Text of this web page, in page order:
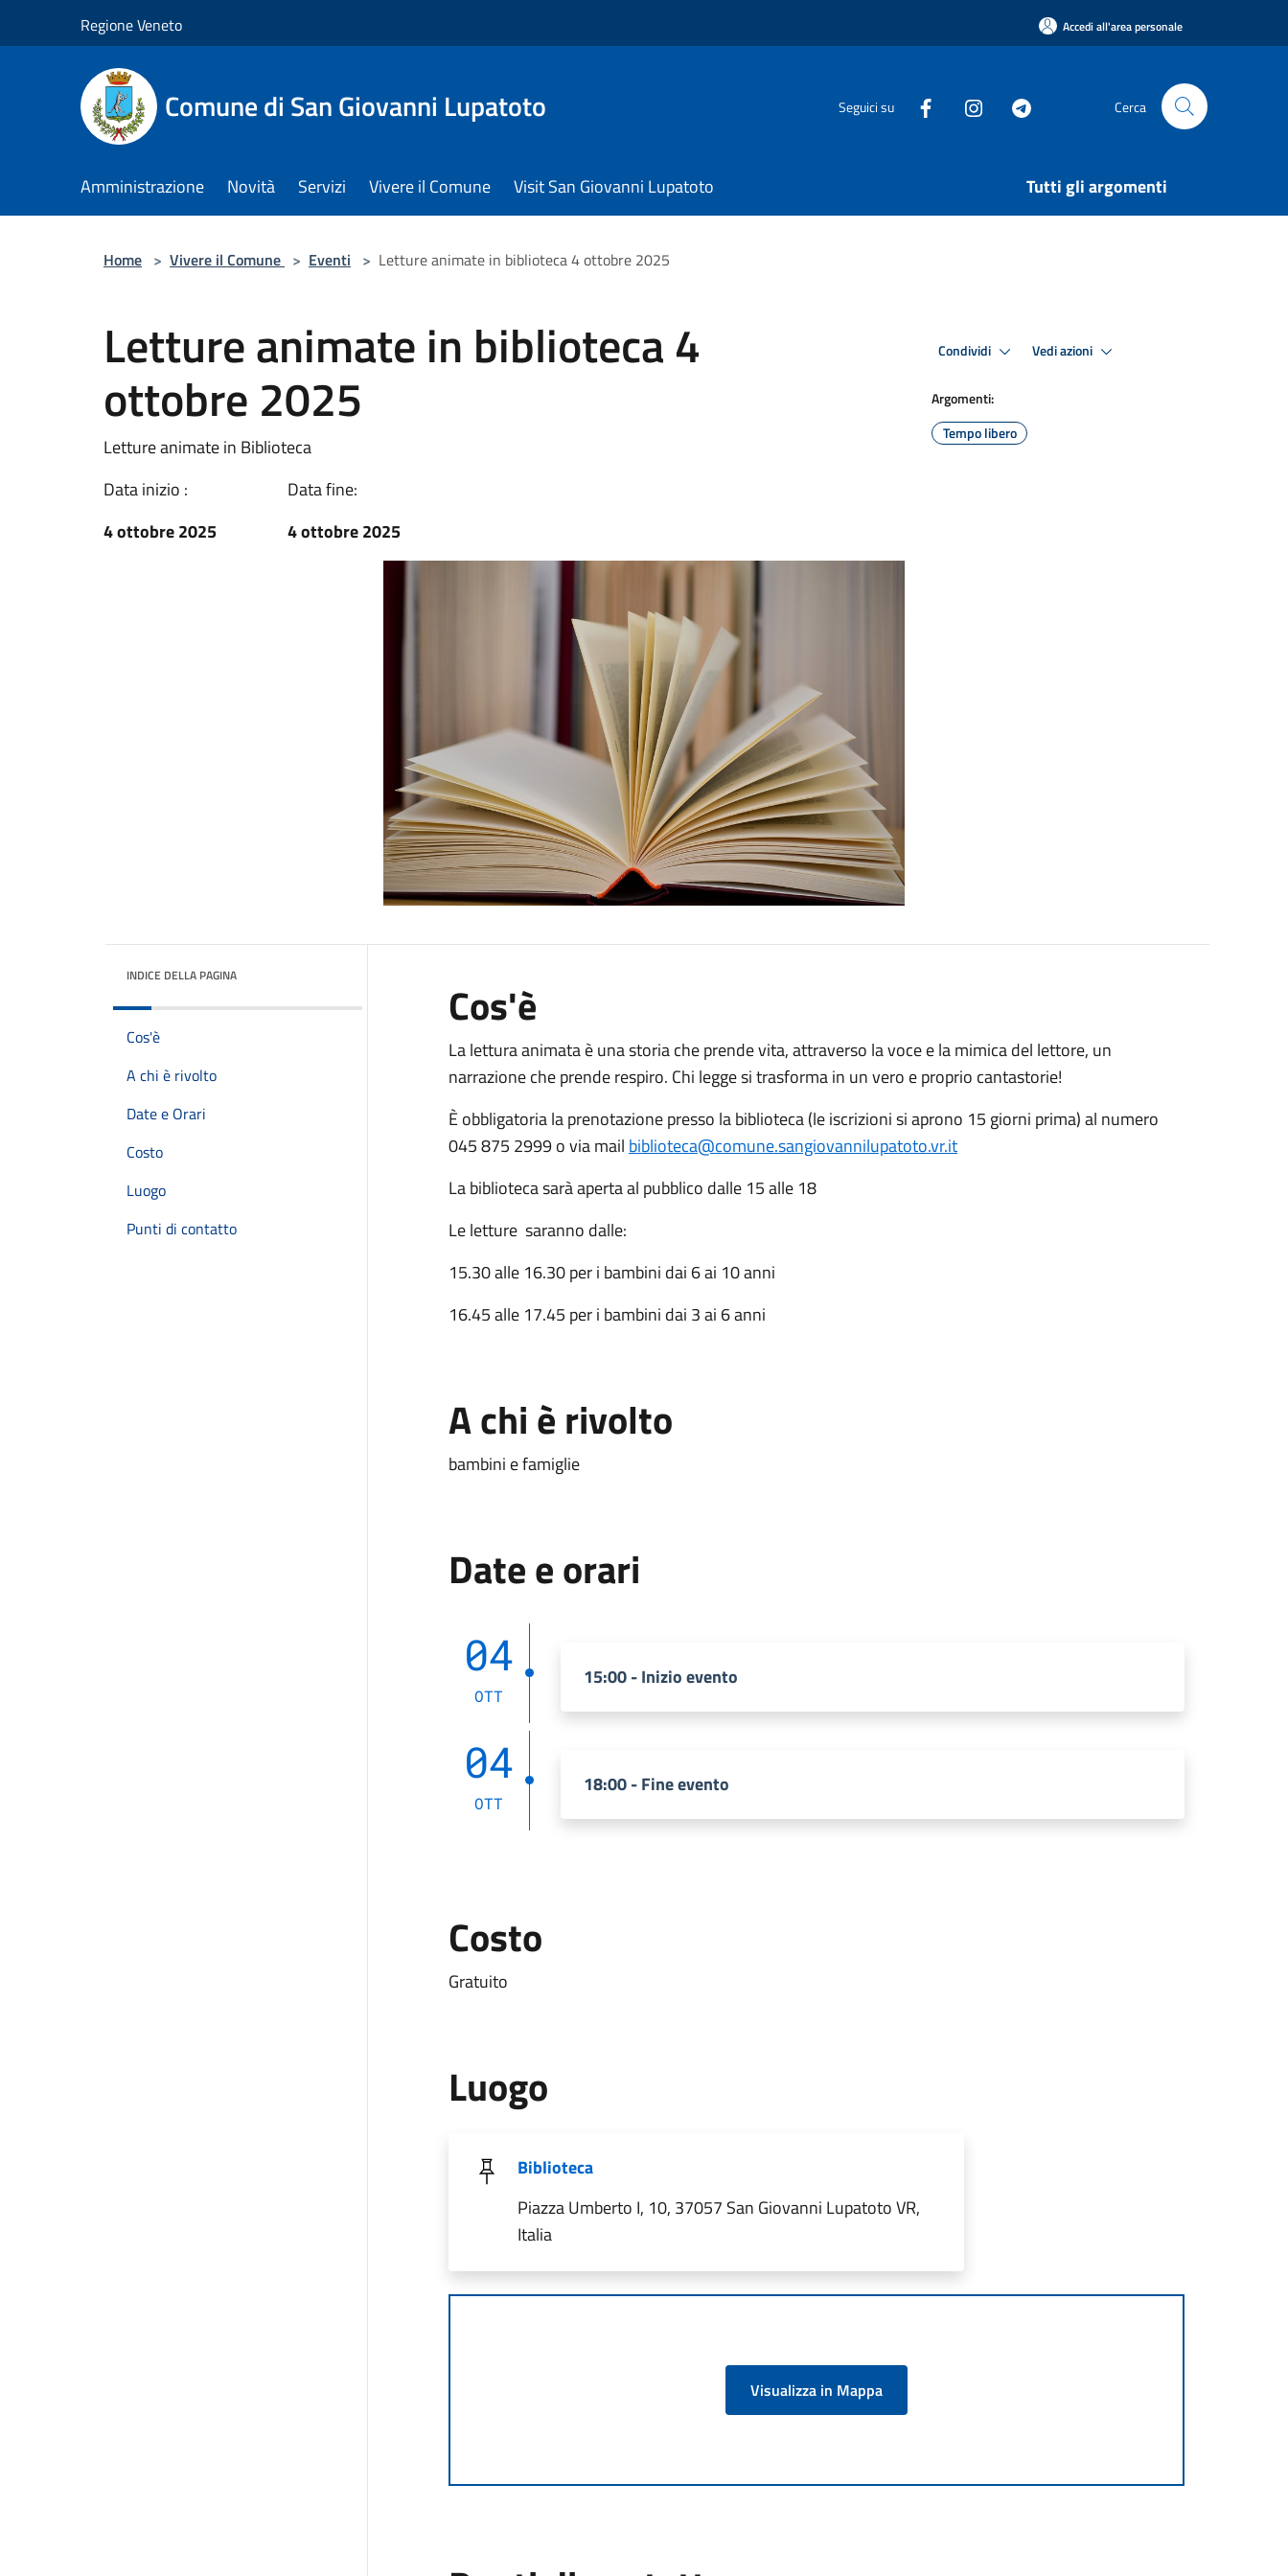
Regione Veneto Accedi all'area personale
Comune di San Giovanni Lupatoto Seguici su Cerca
Amministrazione Novità Servizi Vivere il Comune Visit San Giovanni Lupatoto Tutti gli argomenti
Home > Vivere il Comune > Eventi > Letture animate in biblioteca 4 ottobre 2025
Letture animate in biblioteca 4
ottobre 2025
Letture animate in Biblioteca
Data inizio :
4 ottobre 2025
Data fine:
4 ottobre 2025
Condividi Vedi azioni
Argomenti:
Tempo libero
INDICE DELLA PAGINA
Cos'è
A chi è rivolto
Date e Orari
Costo
Luogo
Punti di contatto
Cos'è
La lettura animata è una storia che prende vita, attraverso la voce e la mimica del lettore, un
narrazione che prende respiro. Chi legge si trasforma in un vero e proprio cantastorie!
È obbligatoria la prenotazione presso la biblioteca (le iscrizioni si aprono 15 giorni prima) al numero
045 875 2999 o via mail biblioteca@comune.sangiovannilupatoto.vr.it
La biblioteca sarà aperta al pubblico dalle 15 alle 18
Le letture saranno dalle:
15.30 alle 16.30 per i bambini dai 6 ai 10 anni
16.45 alle 17.45 per i bambini dai 3 ai 6 anni
A chi è rivolto
bambini e famiglie
Date e orari
04
OTT
15:00 - Inizio evento
04
OTT
18:00 - Fine evento
Costo
Gratuito
Luogo
Biblioteca
Piazza Umberto I, 10, 37057 San Giovanni Lupatoto VR,
Italia
Visualizza in Mappa